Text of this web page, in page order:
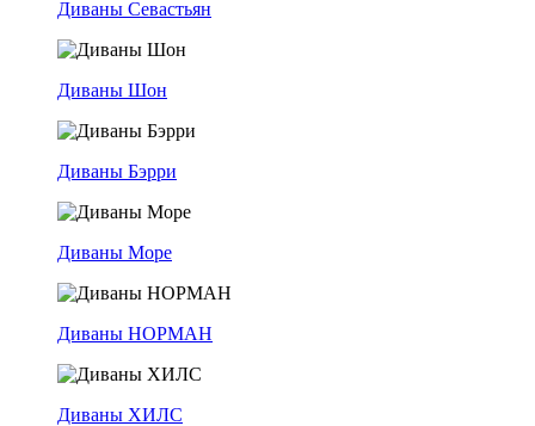
Диваны Севастьян
Диваны Шон
Диваны Бэрри
Диваны Море
Диваны НОРМАН
Диваны ХИЛС